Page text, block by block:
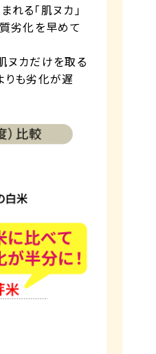
る「肌ヌカ」
劣化を早めて
ヌカだけを取る
りも劣化が遅